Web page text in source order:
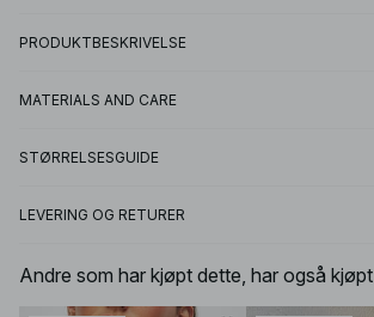
PRODUKTBESKRIVELSE
MATERIALS AND CARE
STØRRELSESGUIDE
LEVERING OG RETURER
Andre som har kjøpt dette, har også kjøpt